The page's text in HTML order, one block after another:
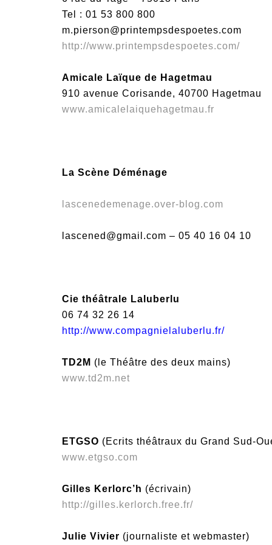
Tel : 01 53 800 800
m.pierson@printempsdespoetes.com
http://www.printempsdespoetes.com/
Amicale Laïque de Hagetmau
910 avenue Corisande, 40700 Hagetmau
www.amicalelaiquehagetmau.fr
La Scène Déménage
lascenedemenage.over-blog.com
lascened@gmail.com – 05 40 16 04 10
Cie théâtrale Laluberlu
06 74 32 26 14
http://www.compagnielaluberlu.fr/
TD2M (le Théâtre des deux mains)
www.td2m.net
ETGSO (Ecrits théâtraux du Grand Sud-
www.etgso.com
Gilles Kerlorc’h (écrivain)
http://gilles.kerlorch.free.fr/
Julie Vivier (journaliste et webmaster)